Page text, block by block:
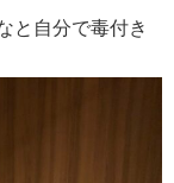
と自分で毒付き